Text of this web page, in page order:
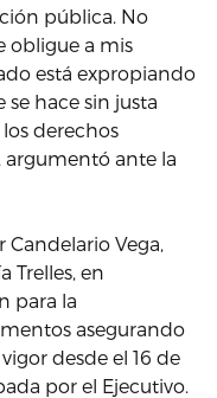
pública. No
obligue a mis
está expropiando
hace sin justa
derechos
argumentó ante la
Vega,
Trelles, en
para la
asegurando
desde el 16 de
por el Ejecutivo.